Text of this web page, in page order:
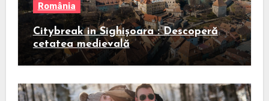
România
Citybreak in Sighișoara : Descoperă
cetatea medievală